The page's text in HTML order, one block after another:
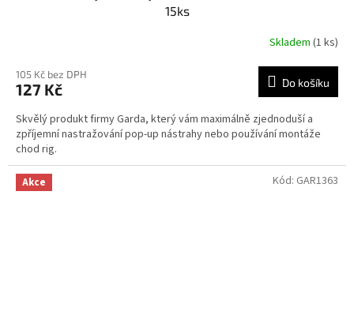
15ks
Skladem (1 ks)
105 Kč bez DPH
127 Kč Do košíku
Skvělý produkt firmy Garda, který vám maximálně zjednoduší a
zpříjemní nastražování pop-up nástrahy nebo používání montáže
chod rig.
Akce Kód: GAR1363